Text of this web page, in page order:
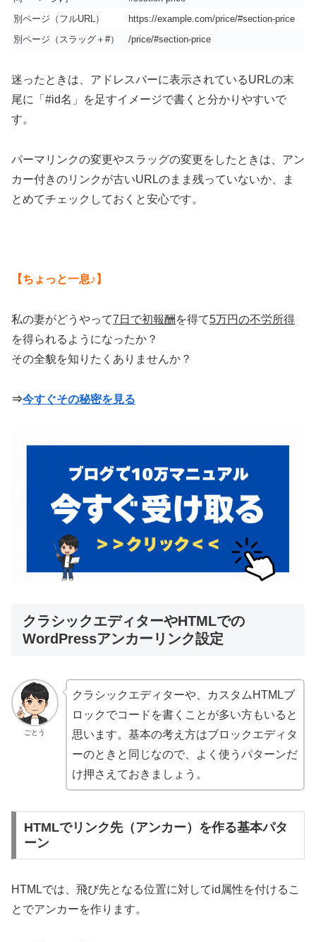
別ページ（フルURL）
https://example.com/price/#section-price
別ページ（スラッグ＋#）
/price/#section-price
迷ったときは、アドレスバーに表示されているURLの末
尾に「#id名」を足すイメージで書くと分かりやすいで
す。
パーマリンクの変更やスラッグの変更をしたときは、アン
カー付きのリンクが古いURLのまま残っていないか、ま
とめてチェックしておくと安心です。
【ちょっと一息♪】
私の妻がどうやって7日で初報酬 を得て5万円の不労所得
を得られるようになったか？
その全貌を知りたくありませんか？
⇒今すぐその秘密を見る
クラシックエディターやHTMLでの
WordPressアンカーリンク設定
ごとう
クラシックエディターや、カスタムHTMLブ
ロックでコードを書くことが多い方もいると
思います。基本の考え方はブロックエディタ
ーのときと同じなので、よく使うパターンだ
け押さえておきましょう。
HTMLでリンク先（アンカー）を作る基本パタ
ーン
HTMLでは、飛び先となる位置に対してid属性を付けるこ
とでアンカーを作ります。